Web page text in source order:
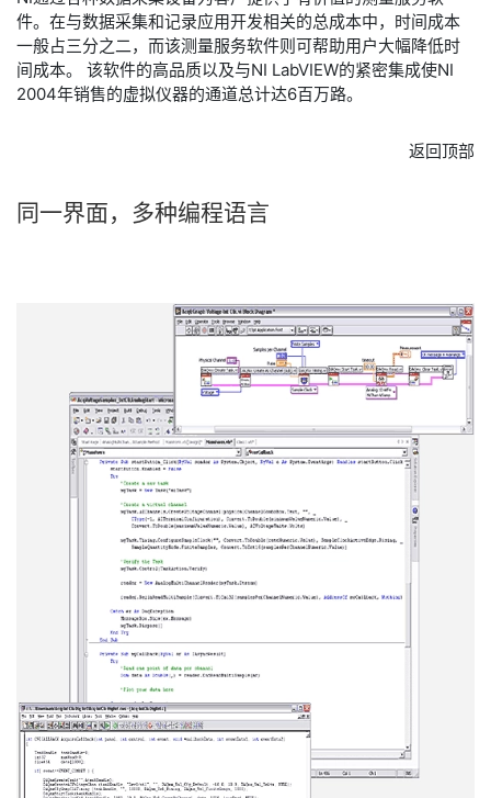
件。在与数据采集和记录应用开发相关的总成本中，时间成本
一般占三分之二，而该测量服务软件则可帮助用户大幅降低时
间成本。 该软件的高品质以及与NI LabVIEW的紧密集成使NI
2004年销售的虚拟仪器的通道总计达6百万路。
返回顶部
同一界面， 多种编程语言